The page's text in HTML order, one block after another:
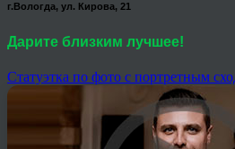
г.Вологда, ул. Кирова, 21
Дарите близким лучшее!
Статуэтка по фото с портретным